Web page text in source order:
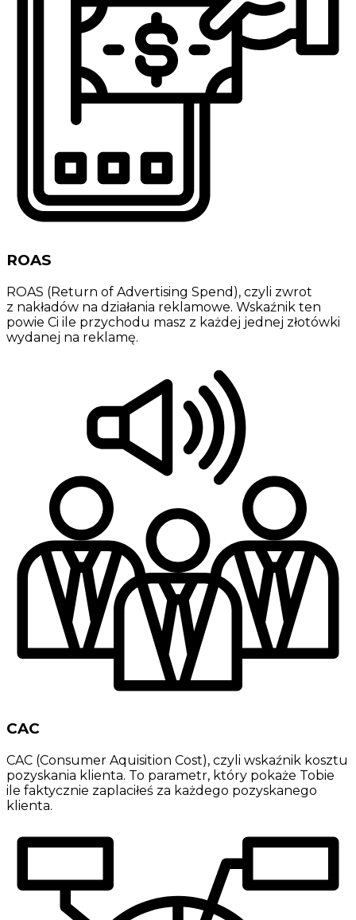
ROAS
ROAS (Return of Advertising Spend), czyli zwrot
z nakładów na działania reklamowe. Wskaźnik ten
powie Ci ile przychodu masz z każdej jednej złotówki
wydanej na reklamę.
CAC
CAC (Consumer Aquisition Cost), czyli wskaźnik kosztu
pozyskania klienta. To parametr, który pokaże Tobie
ile faktycznie zaplaciłeś za każdego pozyskanego
klienta.